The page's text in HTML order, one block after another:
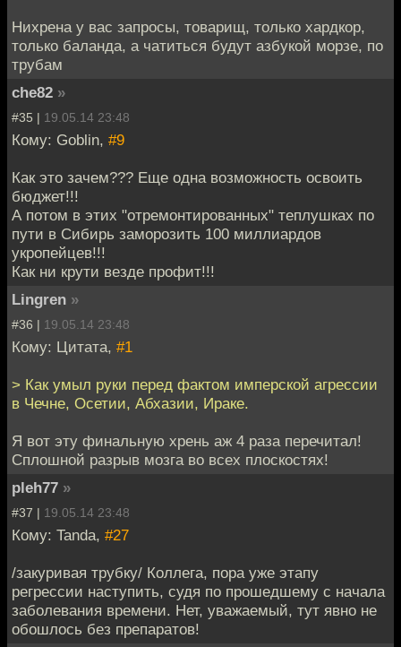
Нихрена у вас запросы, товарищ, только хардкор,
только баланда, а чатиться будут азбукой морзе, по
трубам
che82 »
#35 | 19.05.14 23:48
Кому: Goblin, #9
Как это зачем??? Еще одна возможность освоить
бюджет!!!
А потом в этих "отремонтированных" теплушках по
пути в Сибирь заморозить 100 миллиардов
укропейцев!!!
Как ни крути везде профит!!!
Lingren »
#36 | 19.05.14 23:48
Кому: Цитата, #1
> Как умыл руки перед фактом имперской агрессии
в Чечне, Осетии, Абхазии, Ираке.
Я вот эту финальную хрень аж 4 раза перечитал!
Сплошной разрыв мозга во всех плоскостях!
pleh77 »
#37 | 19.05.14 23:48
Кому: Tanda, #27
/закуривая трубку/ Коллега, пора уже этапу
регрессии наступить, судя по прошедшему с начала
заболевания времени. Нет, уважаемый, тут явно не
обошлось без препаратов!